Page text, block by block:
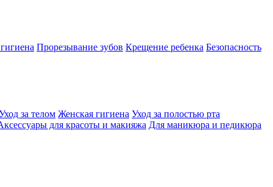
Прорезывание зубов Крещение ребенка Безопасность
за телом Женская гигиена Уход за полостью рта
для красоты и макияжа Для маникюра и педикюра